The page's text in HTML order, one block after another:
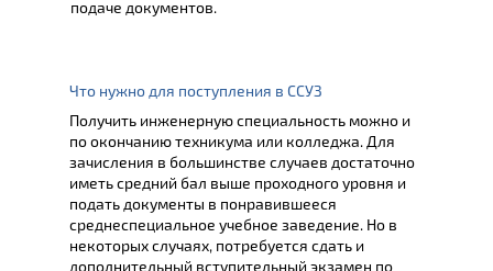
Что нужно для поступления в ССУЗ
Получить инженерную специальность можно и
по окончанию техникума или колледжа. Для
зачисления в большинстве случаев достаточно
иметь средний бал выше проходного уровня и
подать документы в понравившееся
среднеспециальное учебное заведение. Но в
некоторых случаях, потребуется сдать и
дополнительный вступительный экзамен по
подаче документов.